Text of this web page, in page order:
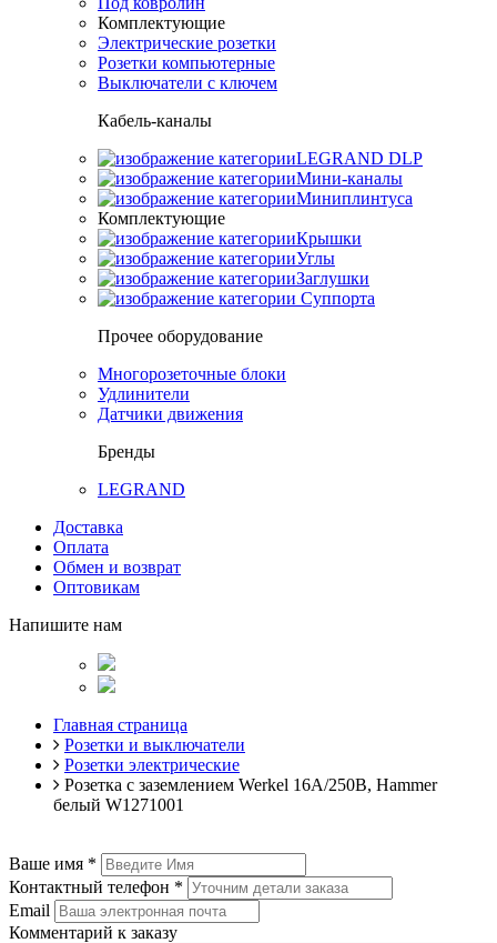
Комплектующие
Электрические розетки
Розетки компьютерные
Выключатели с ключем
Кабель-каналы
LEGRAND DLP
Мини-каналы
Миниплинтуса
Комплектующие
Крышки
Углы
Заглушки
Суппорта
Прочее оборудование
Многорозеточные блоки
Удлинители
Датчики движения
Бренды
LEGRAND
Доставка
Оплата
Обмен и возврат
Оптовикам
Напишите нам
Главная страница
Розетки и выключатели
Розетки электрические
Розетка с заземлением Werkel 16A/250В, Hammer
белый W1271001
Ваше имя *
Контактный телефон *
Email
Комментарий к заказу